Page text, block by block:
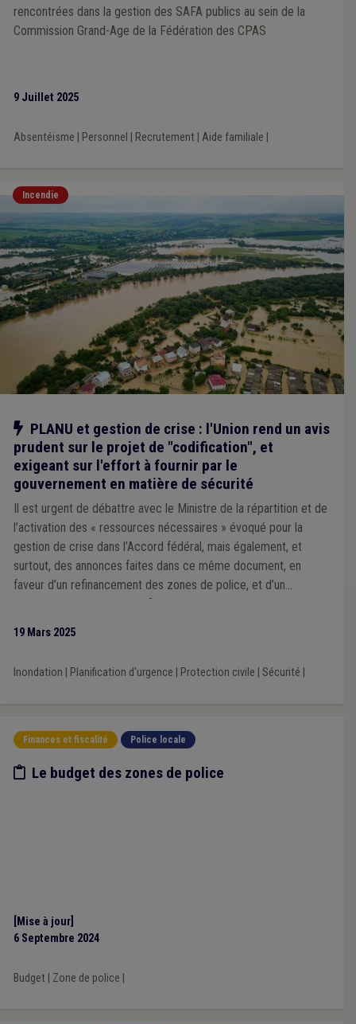
rencontrées dans la gestion des SAFA publics au sein de la
Commission Grand-Age de la Fédération des CPAS
9 Juillet 2025
Absentéisme Personnel Recrutement| Aide familiale
Incendie
Notre action
PLANU et gestion de crise : l'Union rend un avis
prudent sur le projet de "codification", et
exigeant sur l'effort à fournir par le
gouvernement en matière de sécurité
Il est urgent de débattre avec le Ministre de la répartition et de
l’activation des « ressources nécessaires » évoqué pour la
gestion de crise dans l’Accord fédéral, mais également, et
surtout, des annonces faites dans ce même document, en
faveur d’un refinancement des zones de police, et d’un
19 Mars 2025
Inondation Planification d'urgence Protection civile Sécurité
Finances et fiscalité Police locale
Etude/chiffres
Le budget des zones de police
[Mise à jour]
6 Septembre 2024
Budget| Zone de police